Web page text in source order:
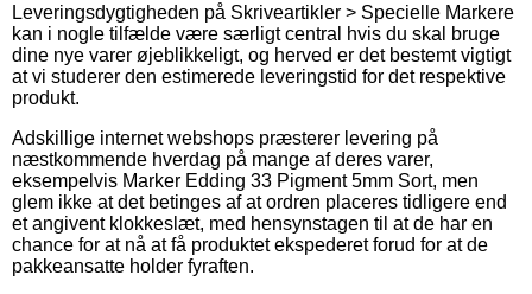
Leveringsdygtigheden på Skriveartikler > Specielle Markere
kan i nogle tilfælde være særligt central hvis du skal bruge
dine nye varer øjeblikkeligt, og herved er det bestemt vigtigt
at vi studerer den estimerede leveringstid for det respektive
produkt.
Adskillige internet webshops præsterer levering på
næstkommende hverdag på mange af deres varer,
eksempelvis Marker Edding 33 Pigment 5mm Sort, men
glem ikke at det betinges af at ordren placeres tidligere end
et angivent klokkeslæt, med hensynstagen til at de har en
chance for at nå at få produktet ekspederet forud for at de
pakkeansatte holder fyraften.